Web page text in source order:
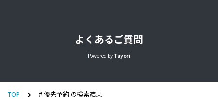
よくあるご質問
Powered by Tayori
TOP # 優先予約 の検索結果